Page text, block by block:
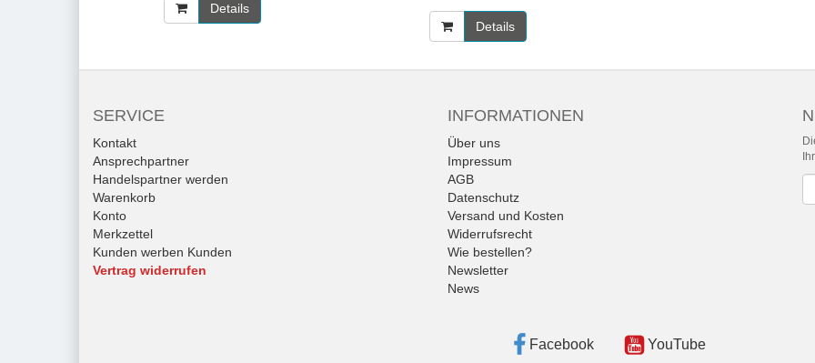
Details
Details
SERVICE
Kontakt
Ansprechpartner
Handelspartner werden
Warenkorb
Konto
Merkzettel
Kunden werben Kunden
Vertrag widerrufen
INFORMATIONEN
Über uns
Impressum
AGB
Datenschutz
Versand und Kosten
Widerrufsrecht
Wie bestellen?
Newsletter
News
Facebook YouTube